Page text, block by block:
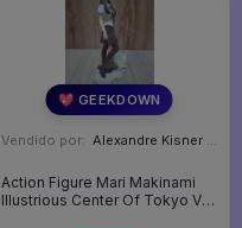
💖 GEEKDOWN
Vendido por: Alexandre Kisner - PR
Action Figure Mari Makinami
Illustrious Center Of Tokyo Ver.